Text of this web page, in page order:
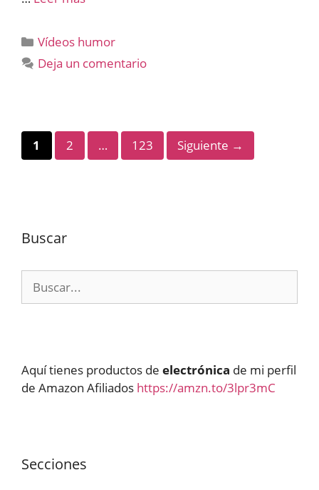
Categorías
Vídeos humor
Deja un comentario
Página
1 Página
2 … Página
123 Siguiente →
Buscar
Aquí tienes productos de electrónica de mi perfil
de Amazon Afiliados https://amzn.to/3lpr3mC
Secciones